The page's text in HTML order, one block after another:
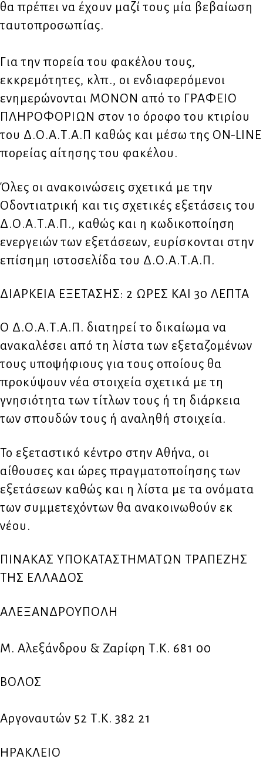
θα πρέπει να έχουν μαζί τους μία βεβαίωση
ταυτοπροσωπίας.
Για την πορεία του φακέλου τους,
εκκρεμότητες, κλπ., οι ενδιαφερόμενοι
ενημερώνονται ΜΟΝΟΝ από το ΓΡΑΦΕΙΟ
ΠΛΗΡΟΦΟΡΙΩΝ στον 1ο όροφο του κτιρίου
του Δ.Ο.Α.Τ.Α.Π καθώς και μέσω της ON-LINE
πορείας αίτησης του φακέλου.
Όλες οι ανακοινώσεις σχετικά με την
Οδοντιατρική και τις σχετικές εξετάσεις του
Δ.Ο.Α.Τ.Α.Π., καθώς και η κωδικοποίηση
ενεργειών των εξετάσεων, ευρίσκονται στην
επίσημη ιστοσελίδα του Δ.Ο.Α.Τ.Α.Π.
ΔΙΑΡΚΕΙΑ ΕΞΕΤΑΣΗΣ: 2 ΩΡΕΣ ΚΑΙ 30 ΛΕΠΤΑ
Ο Δ.Ο.Α.Τ.Α.Π. διατηρεί το δικαίωμα να
ανακαλέσει από τη λίστα των εξεταζομένων
τους υποψήφιους για τους οποίους θα
προκύψουν νέα στοιχεία σχετικά με τη
γνησιότητα των τίτλων τους ή τη διάρκεια
των σπουδών τους ή αναληθή στοιχεία.
Το εξεταστικό κέντρο στην Αθήνα, οι
αίθουσες και ώρες πραγματοποίησης των
εξετάσεων καθώς και η λίστα με τα ονόματα
των συμμετεχόντων θα ανακοινωθούν εκ
νέου.
ΠΙΝΑΚΑΣ ΥΠΟΚΑΤΑΣΤΗΜΑΤΩΝ ΤΡΑΠΕΖΗΣ
ΤΗΣ ΕΛΛΑΔΟΣ
ΑΛΕΞΑΝΔΡΟΥΠΟΛΗ
Μ. Αλεξάνδρου & Ζαρίφη Τ.Κ. 681 00
ΒΟΛΟΣ
Αργοναυτών 52 Τ.Κ. 382 21
ΗΡΑΚΛΕΙΟ